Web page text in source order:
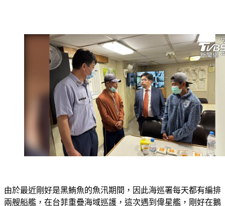
由於最近剛好是黑鮪魚的魚汛期間，因此海巡署每天都有編排
兩艘船艦，在台菲重疊海域巡護，這次遇到偉星艦，剛好在鵝